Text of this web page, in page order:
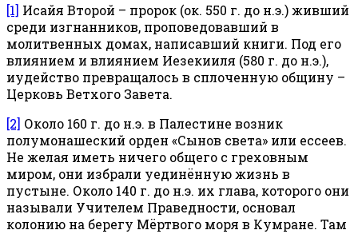
[1] Исайя Второй – пророк (ок. 550 г. до н.э.) живший
среди изгнанников, проповедовавший в
молитвенных домах, написавший книги. Под его
влиянием и влиянием Иезекииля (580 г. до н.э.),
иудейство превращалось в сплоченную общину –
Церковь Ветхого Завета.
[2] Около 160 г. до н.э. в Палестине возник
полумонашеский орден «Сынов света» или ессеев.
Не желая иметь ничего общего с греховным
миром, они избрали уединённую жизнь в
пустыне. Около 140 г. до н.э. их глава, которого они
называли Учителем Праведности, основал
колонию на берегу Мёртвого моря в Кумране. Там